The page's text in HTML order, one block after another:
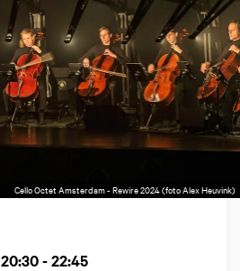
Cello Octet Amsterdam - Rewire 2024 (foto Alex Heuvink)
20:30 - 22:45